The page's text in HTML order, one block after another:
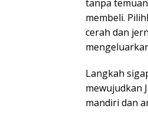
tanpa
membeli.
cerah dan
​Langkah
mewujudkan
mandiri dan